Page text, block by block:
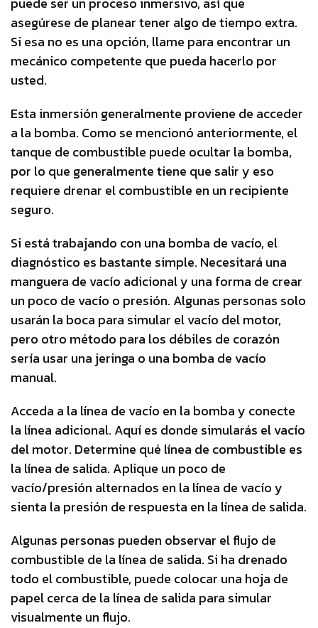
asegúrese de planear tener algo de tiempo extra.
Si esa no es una opción, llame para encontrar un
mecánico competente que pueda hacerlo por
usted.
Esta inmersión generalmente proviene de acceder
a la bomba. Como se mencionó anteriormente, el
tanque de combustible puede ocultar la bomba,
por lo que generalmente tiene que salir y eso
requiere drenar el combustible en un recipiente
seguro.
Si está trabajando con una bomba de vacío, el
diagnóstico es bastante simple. Necesitará una
manguera de vacío adicional y una forma de crear
un poco de vacío o presión. Algunas personas solo
usarán la boca para simular el vacío del motor,
pero otro método para los débiles de corazón
sería usar una jeringa o una bomba de vacío
manual.
Acceda a la línea de vacío en la bomba y conecte
la línea adicional. Aquí es donde simularás el vacío
del motor. Determine qué línea de combustible es
la línea de salida. Aplique un poco de
vacío/presión alternados en la línea de vacío y
sienta la presión de respuesta en la línea de salida.
Algunas personas pueden observar el flujo de
combustible de la línea de salida. Si ha drenado
todo el combustible, puede colocar una hoja de
papel cerca de la línea de salida para simular
visualmente un flujo.